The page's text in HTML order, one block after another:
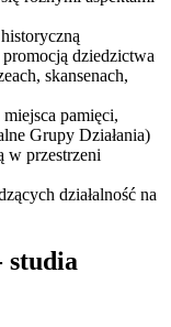
dziedzictwa
skansenach,
pamięci,
Grupy Działania)
w przestrzeni
działalność na
studia